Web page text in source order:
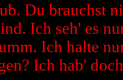
Du brauchst
Ich seh' es
Ich halte
Ich hab'